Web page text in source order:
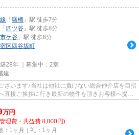
「 曙橋 」駅 徒歩7分
「 四ツ谷 」駅 徒歩8分
市ケ谷 」駅 徒歩8分
区 四谷坂町
28年 ｜募集中： 2室
建
ざいます♪当社は他社に負けない総合仲介店を目指
直接ご挨拶に行き最新の物件を頂きお客様へ提供
万円
理費・共益費 8,000円)
：1ヶ月｜礼：1ヶ月